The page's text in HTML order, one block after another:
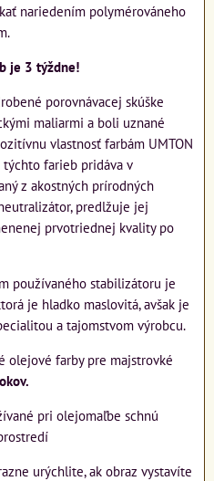
nariedením polymérováneho
je 3 týždne!
porovnávacej skúške
maliarmi a boli uznané
vlastnosť farbám UMTON
týchto farieb pridáva v
z akostných prírodných
predlžuje jej
prvotriednej kvality po
používaného stabilizátoru je
je hladko maslovitá, avšak je
a tajomstvom výrobcu.
olejové farby pre majstrovké
pri olejomaľbe schnú
urýchlite, ak obraz vystavíte